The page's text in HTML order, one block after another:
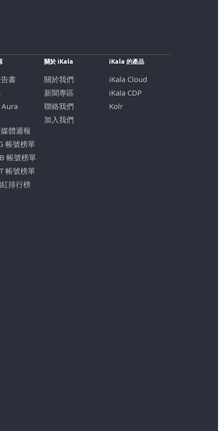
書
體週報
帳號榜單
帳號榜單
帳號榜單
排行榜
關於 iKala
關於我們
新聞專區
聯絡我們
加入我們
iKala 的產品
iKala Cloud
iKala CDP
Kolr